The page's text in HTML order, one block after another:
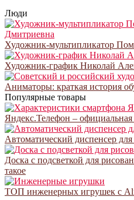
Люди
Художник-мультипликатор
Художник-график Николай
Аниматоры: краткая история
Популярные товары
Яндекс.Телефон –
Автоматический диспенсер
Доска с подсветкой для
такое
ТОП инженерных игрушек с